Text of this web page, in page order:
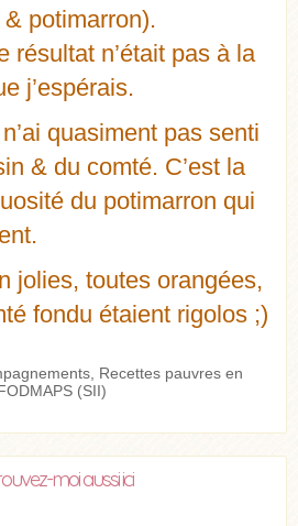
potimarron).
résultat n’était pas à la
j’espérais.
quasiment pas senti
& du comté. C’est la
du potimarron qui
jolies, toutes orangées,
fondu étaient rigolos ;)
Recettes pauvres en
(SII)
moi aussi ici